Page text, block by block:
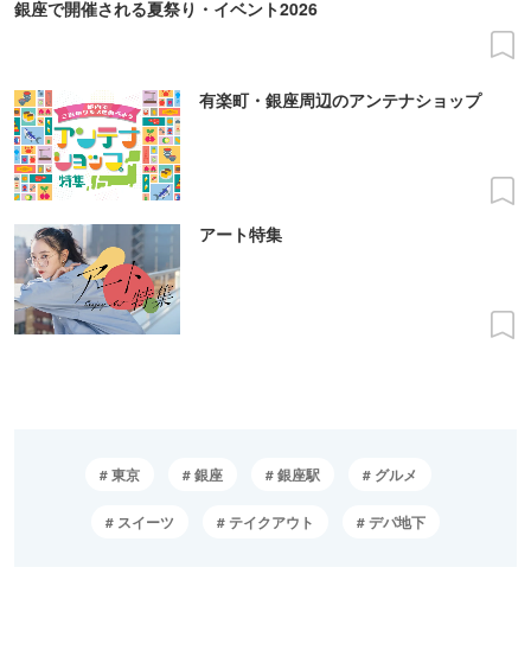
銀座で開催される夏祭り・イベント2026
有楽町・銀座周辺のアンテナショップ
アート特集
東京 銀座 銀座駅 グルメ
スイーツ テイクアウト デパ地下